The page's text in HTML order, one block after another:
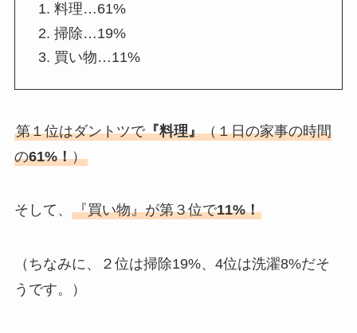
料理…61%
掃除…19%
買い物…11%
第１位はダントツで『料理』（１日の家事の時間
の61%！）
そして、 『買い物』が第３位で11%！
（ちなみに、２位は掃除19%、4位は洗濯8%だそ
うです。）